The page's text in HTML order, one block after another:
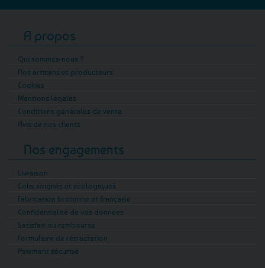
A propos
Qui sommes-nous ?
Nos artisans et producteurs
Cookies
Mentions légales
Conditions générales de vente
Avis de nos clients
Nos engagements
Livraison
Colis soignés et écologiques
Fabrication bretonne et française
Confidentialité de vos données
Satisfait ou remboursé
Formulaire de rétractation
Paiement sécurisé